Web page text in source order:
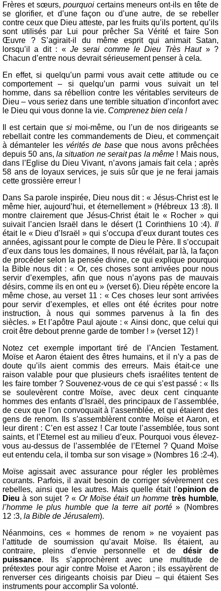
Frères et sœurs, pourquoicertains meneurs ont-ils en tête de
se glorifier, et d’une façon ou d’une autre, de se rebeller
contre ceux que Dieu atteste, par les fruits qu’ils portent, qu’ils
sont utilisés par Lui pour prêcher Sa Vérité et faire Son
Œuvre ? S’agirait-il du même esprit qui animait Satan,
lorsqu’il a dit : « Je serai comme le Dieu Très Haut» ?
Chacun d’entre nous devrait sérieusement penser à cela.
En effet, si quelqu’un parmi vous avait cette attitude ou ce
comportement – si quelqu’un parmi vous suivait un tel
homme, dans sa rébellion contre les véritables serviteurs de
Dieu – vous seriez dans une terrible situation d’inconfort avec
le Dieu qui vous donne la vie. Comprenez bien cela !
Il est certain que simoi-même, ou l’un de nos dirigeants se
rebellait contre les commandements de Dieu, et commençait
à démanteler les vérités de baseque nous avons prêchées
depuis 50 ans, la situation ne serait pas la même ! Mais nous,
dans l’Eglise du Dieu Vivant, n’avons jamais fait cela ; après
58 ans de loyaux services, je suis sûr que je ne ferai jamais
cette grossière erreur !
Dans Sa parole inspirée, Dieu nous dit : « Jésus-Christ est le
même hier, aujourd’hui, et éternellement » (Hébreux 13 :8). Il
montre clairement que Jésus-Christ était le « Rocher » qui
suivait l’ancien Israël dans le désert (1 Corinthiens 10 :4). Il
était le « Dieu d’Israël » qui s’occupa d’eux durant toutes ces
années, agissant pour le compte de Dieu le Père. Il s’occupait
d’eux dans tous les domaines, Il nous révélait, par là, la façon
de procéder selon la pensée divine, ce qui explique pourquoi
la Bible nous dit : « Or, ces choses sont arrivées pour nous
servir d’exemples, afin que nous n’ayons pas de mauvais
désirs, comme ils en ont eu » (verset 6). Dieu répète encore la
même chose, au verset 11 : « Ces choses leur sont arrivées
pour servir d’exemples, et elles ont été écrites pour notre
instruction, à nous qui sommes parvenus à la fin des
siècles. » Et l’apôtre Paul ajoute : « Ainsi donc, que celui qui
croit être debout prenne garde de tomber ! » (verset 12) !
Notez cet exemple important tiré de l’Ancien Testament.
Moïse et Aaron étaient des êtres humains, et il n’y a pas de
doute qu’ils aient commis des erreurs. Mais était-ce une
raison valable pour que plusieurs chefs israélites tentent de
les faire tomber ? Souvenez-vous de ce qui s’est passé : « Ils
se soulevèrent contre Moïse, avec deux cent cinquante
hommes des enfants d’Israël, des principaux de l’assemblée,
de ceux que l’on convoquait à l’assemblée, et qui étaient des
gens de renom. Ils s’assemblèrent contre Moïse et Aaron, et
leur dirent : C’en est assez ! Car toute l’assemblée, tous sont
saints, et l’Eternel est au milieu d’eux. Pourquoi vous élevez-
vous au-dessus de l’assemblée de l’Eternel ? Quand Moïse
eut entendu cela, il tomba sur son visage » (Nombres 16 :2-4).
Moïse agissait avec assurance pour régler les problèmes
courants. Parfois, il avait besoin de corriger sévèrement ces
rebelles, ainsi que les autres. Mais quelle était l’opinion de
Dieu à son sujet ? « Or Moïse était un homme très humble,
l’homme le plus humble que la terre ait porté» (Nombres
12 :3, la Bible de Jérusalem).
Néanmoins, ces « hommes de renom » ne voyaient pas
l’attitude de soumission qu’avait Moïse. Ils étaient, au
contraire, pleins d’envie personnelle et de désir de
puissance. Ils s’approchèrent avec une multitude de
prétextes pour agir contre Moïse et Aaron ; ils essayèrent de
renverser ces dirigeants choisis par Dieu – qui étaient Ses
instruments pour accomplir Sa volonté.